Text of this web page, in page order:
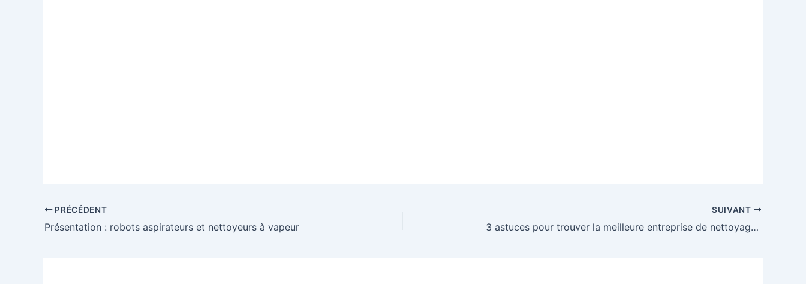
PRÉCÉDENT
Présentation : robots aspirateurs et nettoyeurs à vapeur
SUIVANT
3 astuces pour trouver la meilleure entreprise de nettoyage à Montpellier